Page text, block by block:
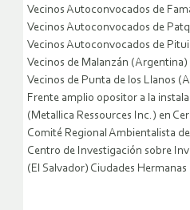
Vecinos Autoconvocados de
Vecinos Autoconvocados de
Vecinos Autoconvocados de
Vecinos de Malanzán (Argentina)
Vecinos de Punta de los Llanos
Frente amplio opositor a la
(Metallica Ressources Inc.) en
Comité Regional Ambientalista
Centro de Investigación sobre
(El Salvador) Ciudades